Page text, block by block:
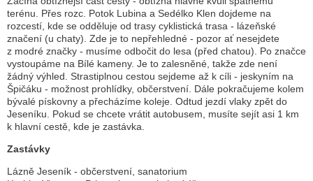
terénu. Přes rozc. Potok Lubina a Sedélko Klen dojdeme na
rozcestí, kde se odděluje od trasy cyklistická trasa - lázeňské
značení (u chaty). Zde je to nepřehledné - pozor ať nesejdete
z modré značky - musíme odbočit do lesa (před chatou). Po značce
vystoupáme na Bílé kameny. Je to zalesněné, takže zde není
žádný výhled. Strastiplnou cestou sejdeme až k cíli - jeskyním na
Špičáku - možnost prohlídky, občerstvení. Dále pokračujeme kolem
bývalé pískovny a přecházíme koleje. Odtud jezdí vlaky zpět do
Jeseníku. Pokud se chcete vrátit autobusem, musíte sejít asi 1 km
k hlavní cestě, kde je zastávka.
Zastávky
Lázně Jeseník - občerstvení, sanatorium